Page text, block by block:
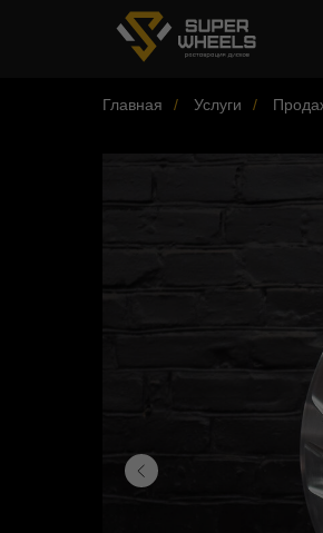
Главная / Услуги /